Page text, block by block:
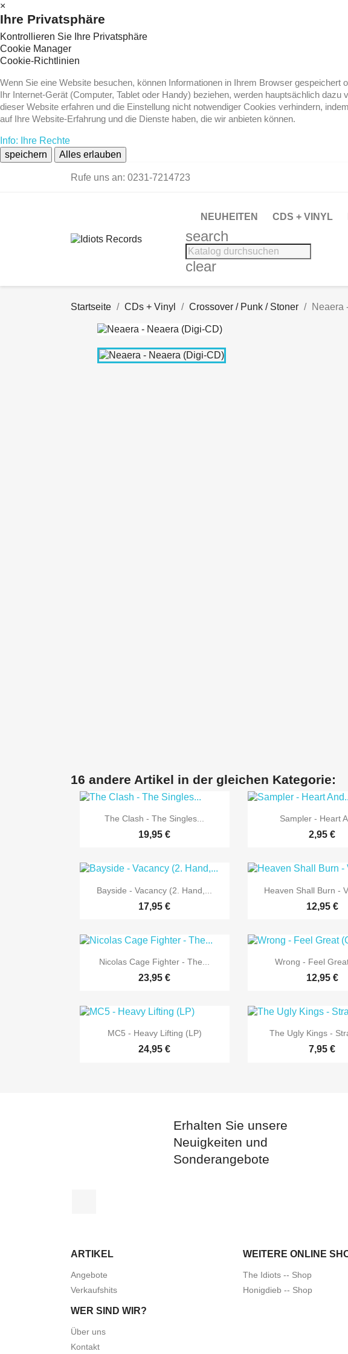
×
Ihre Privatsphäre
Kontrollieren Sie Ihre Privatsphäre
Cookie Manager
Cookie-Richtlinien
Wenn Sie eine Website besuchen, können Informationen in Ihrem Browser
Ihr Internet-Gerät (Computer, Tablet oder Handy) beziehen, werden hauptsächlich
dieser Website erfahren und die Einstellung nicht notwendiger Cookies verhindern,
auf Ihre Website-Erfahrung und die Dienste haben, die wir anbieten können.
Info: Ihre Rechte
speichern
Alles erlauben
Rufe uns an: 0231-7214723
NEUHEITEN CDS + VINYL
search
clear
Startseite CDs + Vinyl Crossover / Punk / Stoner Neaera
16 andere Artikel in der gleichen Kategorie:
 Vorschau
The Clash - The Singles...
19,95 €

Sampler - Heart
2,95 €
 Vorschau
Bayside - Vacancy (2. Hand,...
17,95 €

Heaven Shall Burn -
12,95 €
 Vorschau
Nicolas Cage Fighter - The...
23,95 €

Wrong - Feel
12,95 €
 Vorschau
MC5 - Heavy Lifting (LP)
24,95 €

The Ugly Kings -
7,95 €
Erhalten Sie unsere
Neuigkeiten und
Sonderangebote
ARTIKEL
Angebote
Verkaufshits
WEITERE ONLINE
The Idiots -- Shop
Honigdieb -- Shop
WER SIND WIR?
Über uns
Kontakt